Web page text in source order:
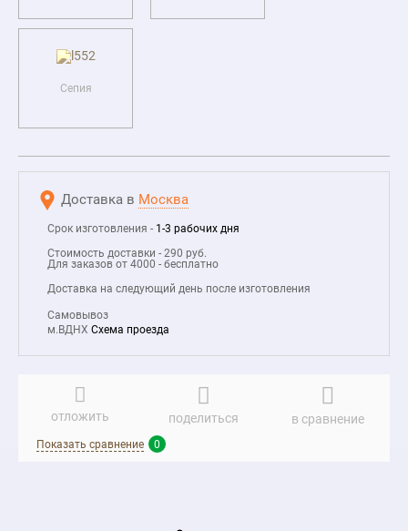
Сепия
Доставка в Москва
Срок изготовления - 1-3 рабочих дня
Стоимость доставки - 290 руб.
Для заказов от 4000 - бесплатно
Доставка на следующий день после изготовления
Самовывоз
м.ВДНХ Схема проезда
отложить поделиться в сравнение
Показать сравнение 0